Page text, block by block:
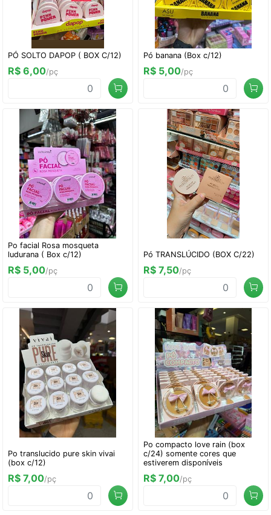
PÓ SOLTO DAPOP ( BOX C/12)
R$ 6,00/pç
Pó banana (Box c/12)
R$ 5,00/pç
Po facial Rosa mosqueta
ludurana ( Box c/12)
R$ 5,00/pç
Pó TRANSLÚCIDO (BOX C/22)
R$ 7,50/pç
Po translucido pure skin vivai
(box c/12)
R$ 7,00/pç
Po compacto love rain (box
c/24) somente cores que
estiverem disponíveis
R$ 7,00/pç